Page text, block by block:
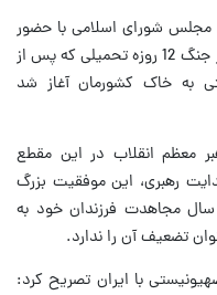
مجلس شورای اسلامی با حضور
در یک برنامه تلویزیونی، به بیان جزئیاتی از جنگ 12 روزه تحمیلی که پس از
صهیونیستی به خاک کشورمان آغاز شد
معظم انقلاب در این مقطع
رهبری، این موفقیت بزرگ
رقم خورد. امروز ملت ایران در پرتو 40 سال مجاهدت فرزندان خود به
تضعیف آن را ندارد.
با ایران تصریح کرد: